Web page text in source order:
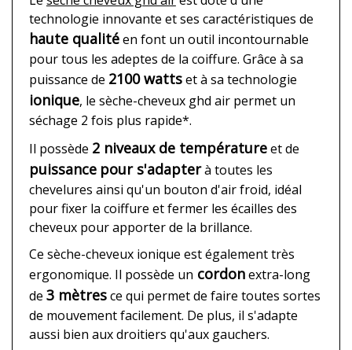
technologie innovante et ses caractéristiques de
haute qualitéen font un outil incontournable
pour tous les adeptes de la coiffure. Grâce à sa
puissance de 2100 wattset à sa technologie
ionique, le sèche-cheveux ghd air permet un
séchage 2 fois plus rapide*.
Il possède 2 niveaux de températureet de
puissance pour s'adapterà toutes les
chevelures ainsi qu'un bouton d'air froid, idéal
pour fixer la coiffure et fermer les écailles des
cheveux pour apporter de la brillance.
Ce sèche-cheveux ionique est également très
ergonomique. Il possède un cordonextra-long
de 3 mètresce qui permet de faire toutes sortes
de mouvement facilement. De plus, il s'adapte
aussi bien aux droitiers qu'aux gauchers.